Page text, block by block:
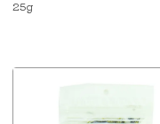
25g